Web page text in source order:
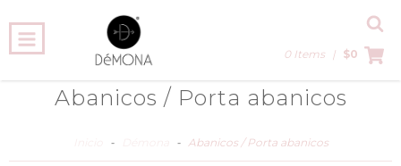
0 Items | $0
Abanicos / Porta abanicos
- - Abanicos / Porta abanicos